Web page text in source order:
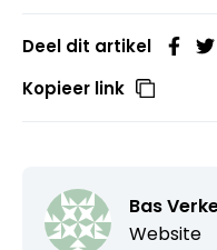
Deel dit artikel
Kopieer link
Bas
Website